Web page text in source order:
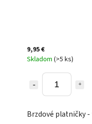
9,95 €
Skladom (>5 ks)
Brzdové platničky